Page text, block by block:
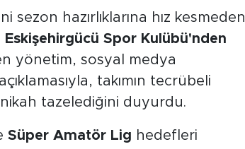
hazırlıklarına hız kesmeden
Eskişehirgücü Spor Kulübü'nden
yönetim, sosyal medya
takımın tecrübeli
tazelediğini duyurdu.
Süper Amatör Lig hedefleri